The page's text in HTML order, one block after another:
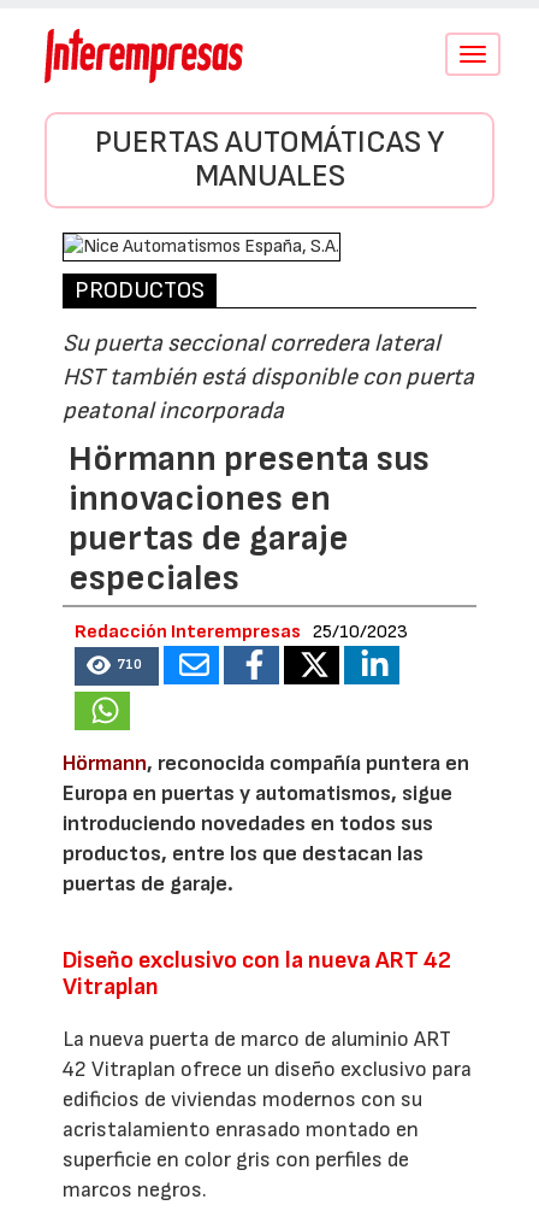
Conmutar
PUERTAS AUTOMÁTICAS Y
MANUALES
PRODUCTOS
Su puerta seccional corredera lateral
HST también está disponible con puerta
peatonal incorporada
Hörmann presenta sus
innovaciones en
puertas de garaje
especiales
Redacción Interempresas 25/10/2023
710
Hörmann, reconocida compañía puntera en
Europa en puertas y automatismos, sigue
introduciendo novedades en todos sus
productos, entre los que destacan las
puertas de garaje.
Diseño exclusivo con la nueva ART 42
Vitraplan
La nueva puerta de marco de aluminio ART
42 Vitraplan ofrece un diseño exclusivo para
edificios de viviendas modernos con su
acristalamiento enrasado montado en
superficie en color gris con perfiles de
marcos negros.